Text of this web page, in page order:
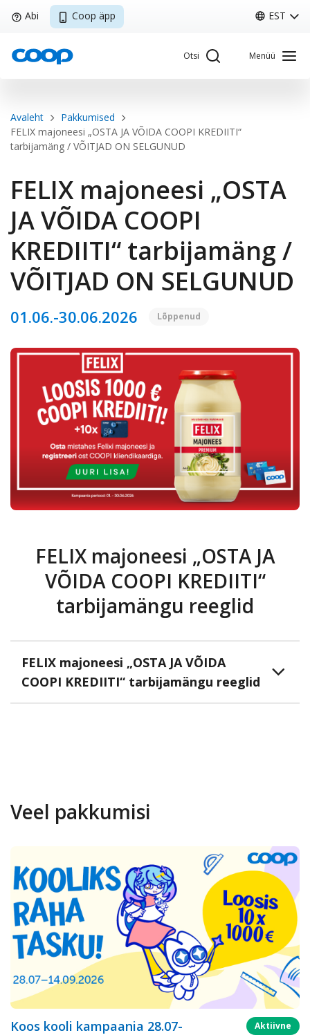
edasi
juurde
Abi Coop äpp EST
Otsi Menüü
Sisene Kliendiportaali
Minu Coop
ESTAvaleht Pakkumised Tule tööle
Kauplused
Coop
Breadcrumb
Avaleht
Pakkumised
FELIX majoneesi „OSTA JA VÕIDA COOPI KREDIITI“
tarbijamäng / VÕITJAD ON SELGUNUD
FELIX majoneesi „OSTA
JA VÕIDA COOPI
KREDIITI“ tarbijamäng /
VÕITJAD ON SELGUNUD
01.06.-30.06.2026 Lõppenud
FELIX majoneesi „OSTA JA
VÕIDA COOPI KREDIITI“
tarbijamängu reeglid
FELIX majoneesi „OSTA JA VÕIDA
COOPI KREDIITI“ tarbijamängu reeglid
Veel pakkumisi
Koos kooli kampaania 28.07-
Aktiivne